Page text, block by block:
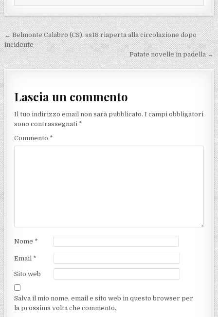
Navigazione articoli
← Belmonte Calabro (CS), ss18 riaperta alla circolazione dopo
incidente
Patate novelle in padella →
Lascia un commento
Il tuo indirizzo email non sarà pubblicato. I campi obbligatori
sono contrassegnati *
Commento *
Nome *
Email *
Sito web
Salva il mio nome, email e sito web in questo browser per
la prossima volta che commento.